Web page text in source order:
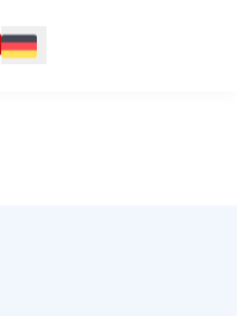
Langue :